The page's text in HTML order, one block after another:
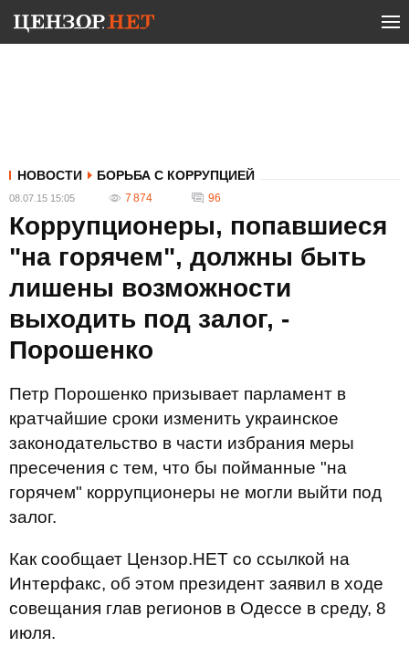
НОВОСТИ БОРЬБА С КОРРУПЦИЕЙ
08.07.15 15:05 7 874 96
Коррупционеры, попавшиеся
"на горячем", должны быть
лишены возможности
выходить под залог, -
Порошенко
Петр Порошенко призывает парламент в
кратчайшие сроки изменить украинское
законодательство в части избрания меры
пресечения с тем, что бы пойманные "на
горячем" коррупционеры не могли выйти под
залог.
Как сообщает Цензор.НЕТ со ссылкой на
Интерфакс, об этом президент заявил в ходе
совещания глав регионов в Одессе в среду, 8
июля.